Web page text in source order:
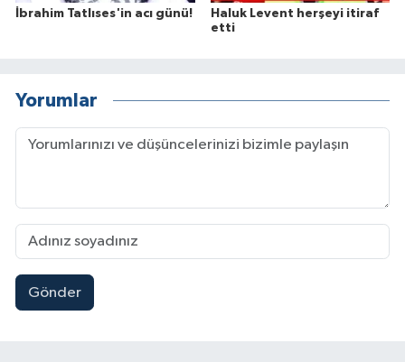
İbrahim Tatlıses'in acı günü!
Haluk Levent herşeyi itiraf
etti
Yorumlar
Gönder